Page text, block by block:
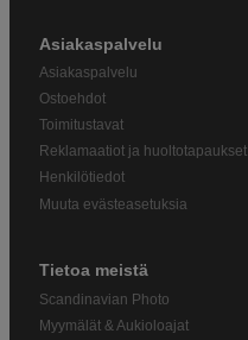
Asiakaspalvelu
Asiakaspalvelu
Ostoehdot
Toimitustavat
Reklamaatiot ja huoltotapaukset
Henkilötiedot
Muuta evästeasetuksia
Tietoa meistä
Scandinavian Photo
Myymälät & Aukioloajat